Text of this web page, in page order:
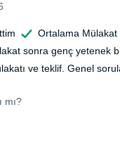
Ortalama Mülakat
sonra genç yetenek
ve teklif. Genel
mı?